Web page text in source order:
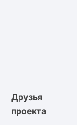
Друзья
проекта